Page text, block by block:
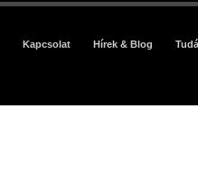
Kapcsolat Hírek & Blog